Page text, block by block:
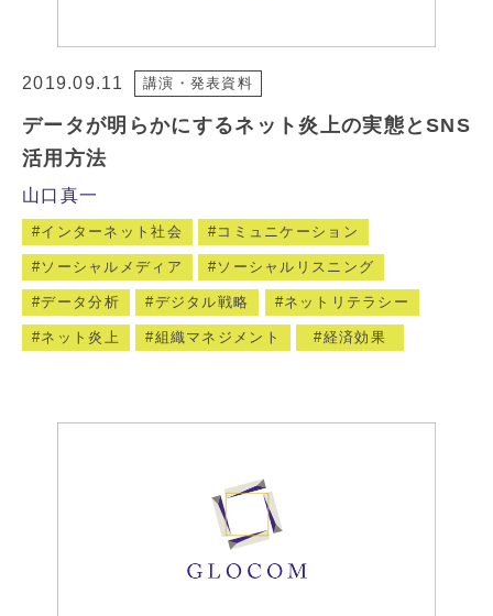
2019.09.11 講演・発表資料
データが明らかにするネット炎上の実態とSNS
活用方法
山口真一
インターネット社会 コミュニケーション
ソーシャルメディア ソーシャルリスニング
データ分析 デジタル戦略 ネットリテラシー
ネット炎上 組織マネジメント 経済効果